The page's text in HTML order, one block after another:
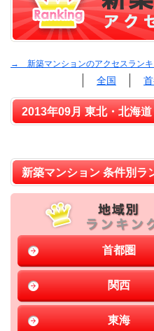
→ 新築マンションのアクセスランキ
全国
2013年09月 東北・北海
新築マンション 条件別ラ
首都圏
関西
東海